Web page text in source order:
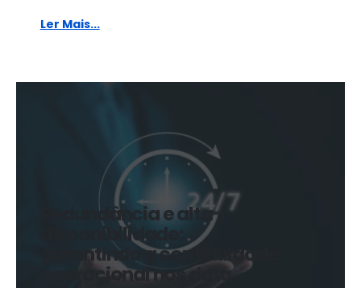
Ler Mais...
Redundância e alta
disponibilidade:
garantindo a continuidade
operacional nos data